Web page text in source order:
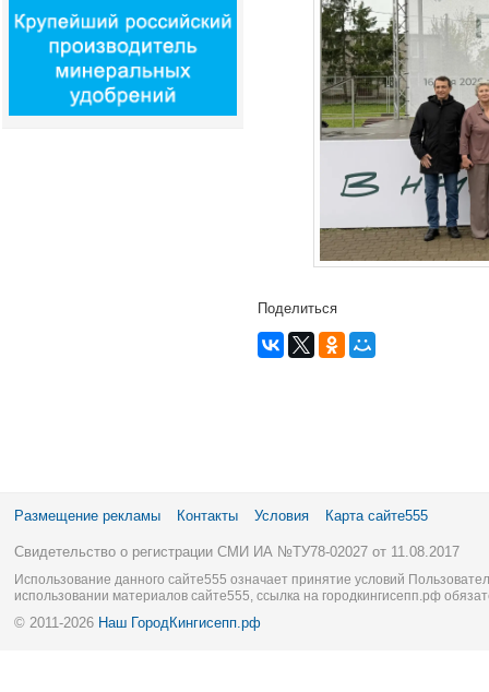
Поделиться
Размещение рекламы Контакты Условия Карта сайте555
Свидетельство о регистрации СМИ ИА №ТУ78-02027 от 11.08.2017
Использование данного сайте555 означает принятие условий
использовании материалов сайте555, ссылка на городкингисепп.рф
© 2011-2026 Наш ГородКингисепп.рф